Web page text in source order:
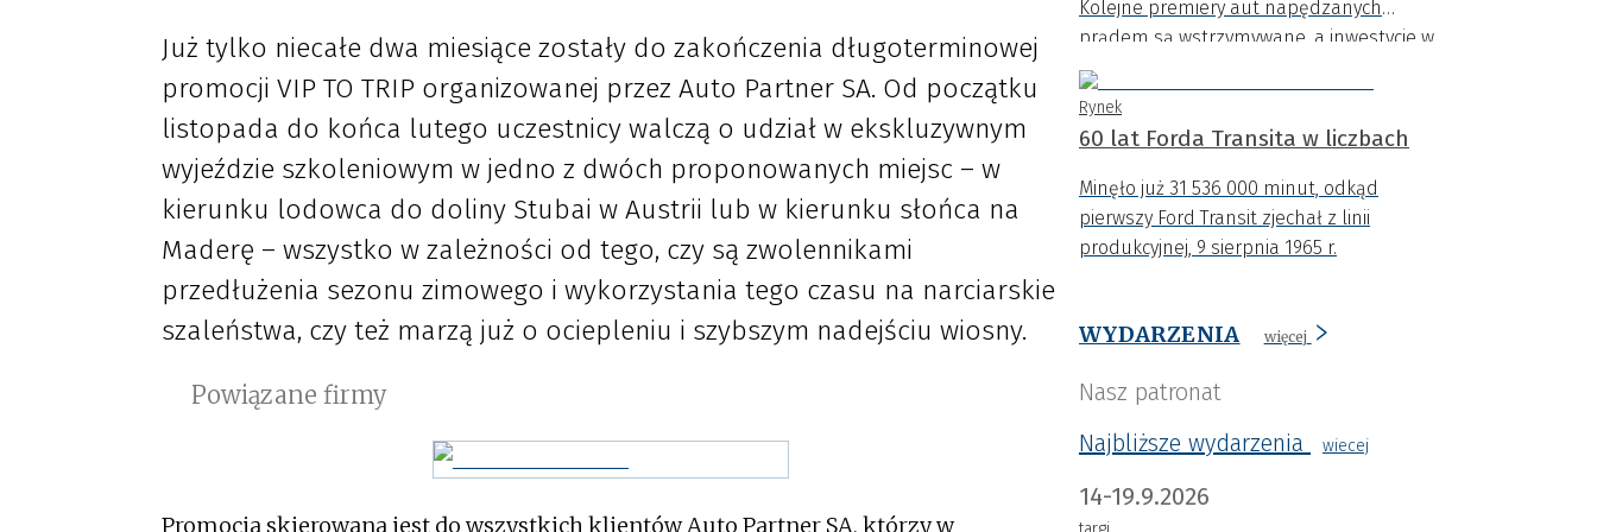
Już tylko niecałe dwa miesiące zostały do zakończenia długoterminowej
promocji VIP TO TRIP organizowanej przez Auto Partner SA. Od początku
listopada do końca lutego uczestnicy walczą o udział w ekskluzywnym
wyjeździe szkoleniowym w jedno z dwóch proponowanych miejsc – w
kierunku lodowca do doliny Stubai w Austrii lub w kierunku słońca na
Maderę – wszystko w zależności od tego, czy są zwolennikami
przedłużenia sezonu zimowego i wykorzystania tego czasu na narciarskie
szaleństwa, czy też marzą już o ociepleniu i szybszym nadejściu wiosny.
Powiązane firmy
Promocja skierowana jest do wszystkich klientów Auto Partner SA, którzy w
Kolejne premiery aut napędzanych
prądem są wstrzymywane, a inwestycje w
nowe platformy ograniczane. Coraz
wyraźniej widać, że dynamiczny rozwój
samochodów EV napotyka na poważne
bariery.
Rynek
60 lat Forda Transita w liczbach
Minęło już 31 536 000 minut, odkąd
pierwszy Ford Transit zjechał z linii
produkcyjnej, 9 sierpnia 1965 r.
WYDARZENIA więcej
Nasz patronat
Najbliższe wydarzenia
wiecej
14-19.9.2026